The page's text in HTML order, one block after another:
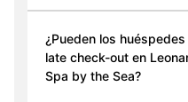
¿Pueden los
late check-out en
Spa by the Sea?